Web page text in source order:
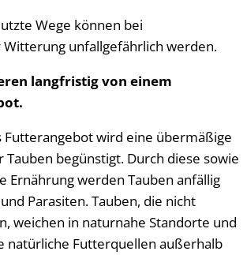
Wege können bei
unfallgefährlich werden.
langfristig von einem
Futterangebot wird eine übermäßige
begünstigt. Durch diese sowie
Ernährung werden Tauben anfällig
Parasiten. Tauben, die nicht
weichen in naturnahe Standorte und
natürliche Futterquellen außerhalb